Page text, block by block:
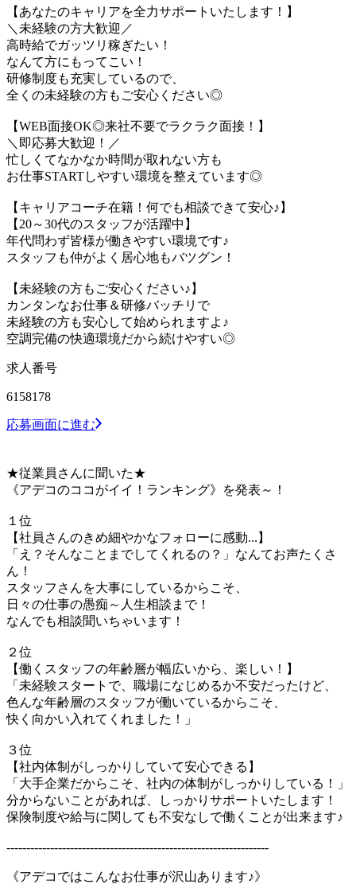
【あなたのキャリアを全力サポートいたします！】
＼未経験の方大歓迎／
高時給でガッツリ稼ぎたい！
なんて方にもってこい！
研修制度も充実しているので、
全くの未経験の方もご安心ください◎
【WEB面接OK◎来社不要でラクラク面接！】
＼即応募大歓迎！／
忙しくてなかなか時間が取れない方も
お仕事STARTしやすい環境を整えています◎
【キャリアコーチ在籍！何でも相談できて安心♪】
【20～30代のスタッフが活躍中】
年代問わず皆様が働きやすい環境です♪
スタッフも仲がよく居心地もバツグン！
【未経験の方もご安心ください♪】
カンタンなお仕事＆研修バッチリで
未経験の方も安心して始められますよ♪
空調完備の快適環境だから続けやすい◎
求人番号
6158178
応募画面に進む
★従業員さんに聞いた★
《アデコのココがイイ！ランキング》を発表～！
１位
【社員さんのきめ細やかなフォローに感動...】
「え？そんなことまでしてくれるの？」なんてお声たくさ
ん！
スタッフさんを大事にしているからこそ、
日々の仕事の愚痴～人生相談まで！
なんでも相談聞いちゃいます！
２位
【働くスタッフの年齢層が幅広いから、楽しい！】
「未経験スタートで、職場になじめるか不安だったけど、
色んな年齢層のスタッフが働いているからこそ、
快く向かい入れてくれました！」
３位
【社内体制がしっかりしていて安心できる】
「大手企業だからこそ、社内の体制がしっかりしている！」
分からないことがあれば、しっかりサポートいたします！
保険制度や給与に関しても不安なしで働くことが出来ます♪
------------------------------------------------------------------
《アデコではこんなお仕事が沢山あります♪》